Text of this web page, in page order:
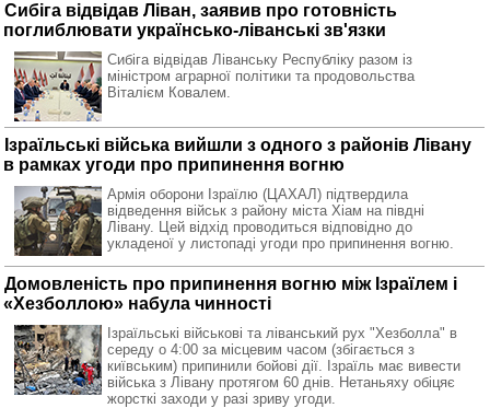
Сибіга відвідав Ліван, заявив про готовність
поглиблювати українсько-ліванські зв'язки
Сибіга відвідав Ліванську Республіку разом із
міністром аграрної політики та продовольства
Віталієм Ковалем.
Ізраїльські війська вийшли з одного з районів Лівану
в рамках угоди про припинення вогню
Армія оборони Ізраїлю (ЦАХАЛ) підтвердила
відведення військ з району міста Хіам на півдні
Лівану. Цей відхід проводиться відповідно до
укладеної у листопаді угоди про припинення вогню.
Домовленість про припинення вогню між Ізраїлем і
«Хезболлою» набула чинності
Ізраїльські військові та ліванський рух "Хезболла" в
середу о 4:00 за місцевим часом (збігається з
київським) припинили бойові дії. Ізраїль має вивести
війська з Лівану протягом 60 днів. Нетаньяху обіцяє
жорсткі заходи у разі зриву угоди.